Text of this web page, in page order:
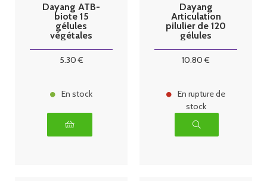
Dayang ATB-
biote 15
gélules
végétales
5.30€
En stock
Dayang
Articulation
pilulier de 120
gélules
10.80 €
En rupture de
stock